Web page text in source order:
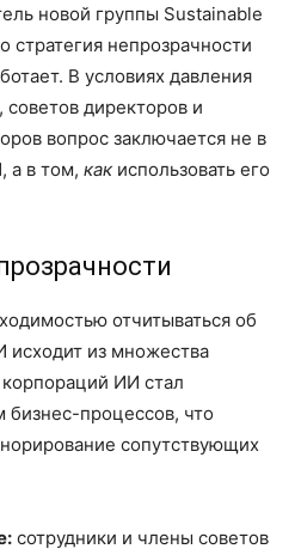
новой группы Sustainable
стратегия непрозрачности
В условиях давления
директоров и
вопрос заключается не в
а в том, как использовать его
отчитываться об
исходит из множества
ИИ стал
процессов, что
сопутствующих
сотрудники и члены советов